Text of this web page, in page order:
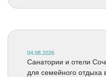
04.08.2026
Санатории и отели
для семейного отдыха